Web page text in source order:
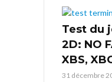
Test du
2D: NO
XBS,
31 décembre